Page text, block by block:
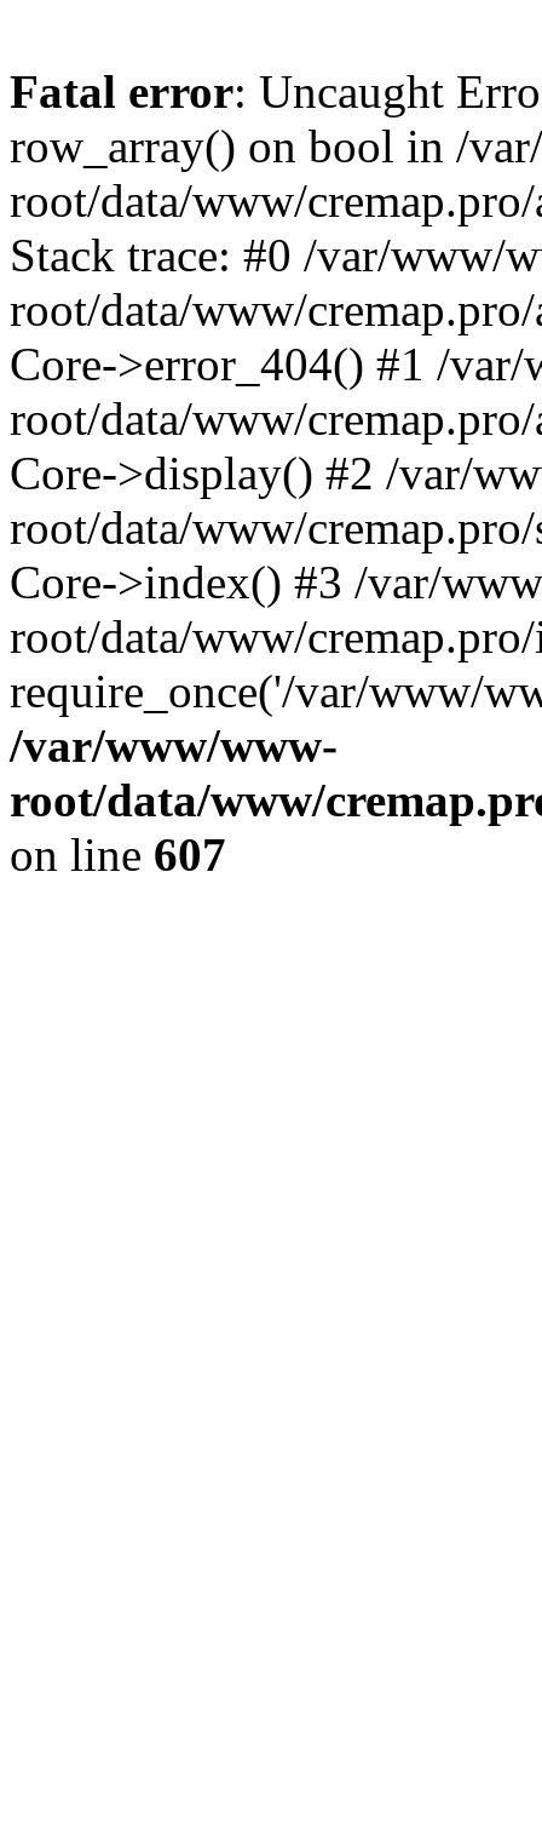
Fatal error: Uncaught
row_array() on bool in /
root/data/www/
Stack trace: #0 /var/www/
root/data/www/
Core->error_404() #1 /
root/data/www/
Core->display() #2 /var/
root/data/www/
Core->index() #3 /var/
root/data/www/
require_once('/var/www/
/var/www/www-
root/data/www/
on line 607